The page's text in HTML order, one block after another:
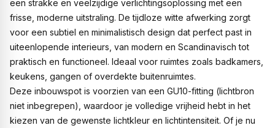
een strakke en veelzijdige verlichtingsoplossing met een
frisse, moderne uitstraling. De tijdloze witte afwerking zorgt
voor een subtiel en minimalistisch design dat perfect past in
uiteenlopende interieurs, van modern en Scandinavisch tot
praktisch en functioneel. Ideaal voor ruimtes zoals badkamers,
keukens, gangen of overdekte buitenruimtes.
Deze inbouwspot is voorzien van een GU10-fitting (lichtbron
niet inbegrepen), waardoor je volledige vrijheid hebt in het
kiezen van de gewenste lichtkleur en lichtintensiteit. Of je nu